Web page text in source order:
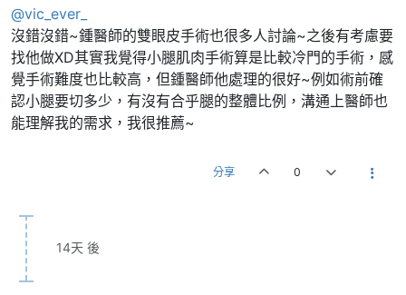
@vic_ever_
沒錯沒錯~鍾醫師的雙眼皮手術也很多人討論~之後有考慮要
找他做XD其實我覺得小腿肌肉手術算是比較冷門的手術，感
覺手術難度也比較高，但鍾醫師他處理的很好~例如術前確
認小腿要切多少，有沒有合乎腿的整體比例，溝通上醫師也
能理解我的需求，我很推薦~
分享 0
14天 後